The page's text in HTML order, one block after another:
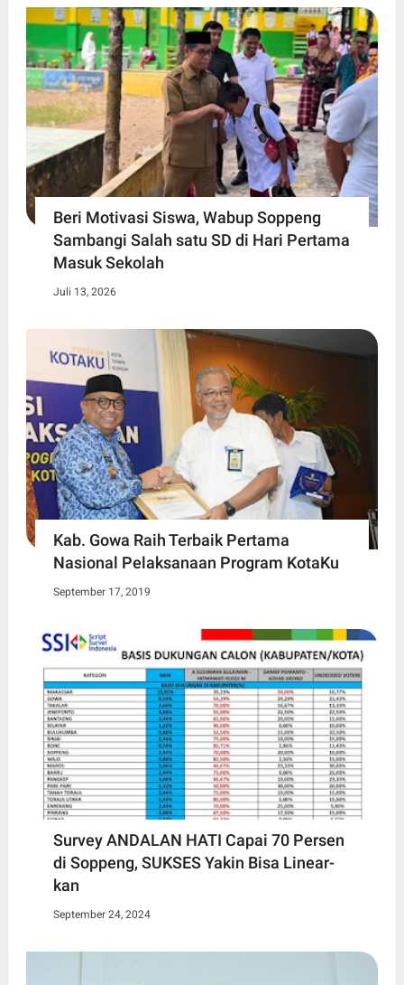
Beri Motivasi Siswa, Wabup Soppeng
Sambangi Salah satu SD di Hari Pertama
Masuk Sekolah
Juli 13, 2026
Kab. Gowa Raih Terbaik Pertama
Nasional Pelaksanaan Program KotaKu
September 17, 2019
Survey ANDALAN HATI Capai 70 Persen
di Soppeng, SUKSES Yakin Bisa Linear-
kan
September 24, 2024